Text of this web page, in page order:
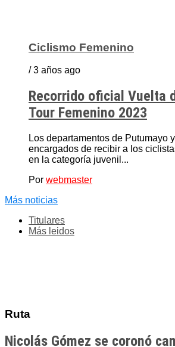
Ciclismo Femenino
/ 3 años ago
Recorrido oficial Vuelta
Tour Femenino 2023
Los departamentos de Putumayo
encargados de recibir a los
en la categoría juvenil...
Por webmaster
Más noticias
Titulares
Más leidos
Ruta
Nicolás Gómez se coronó